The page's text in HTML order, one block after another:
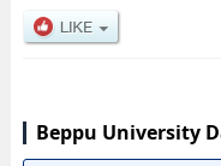
Beppu University